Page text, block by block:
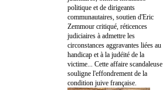
politique et de dirigeants
communautaires, soutien d'Eric
Zemmour critiqué, réticences
judiciaires à admettre les
circonstances aggravantes liées au
handicap et à la judéité de la
victime... Cette affaire scandaleuse
souligne l'effondrement de la
condition juive française.